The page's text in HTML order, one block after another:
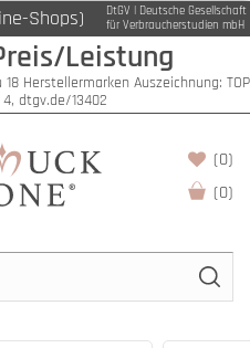
Shops)
DtGV | Deutsche Gesellschaft
für Verbraucherstudien mbH
Leistung
Herstellermarken Auszeichnung: TOP
4, dtgv.de/13402
(0)
(0)